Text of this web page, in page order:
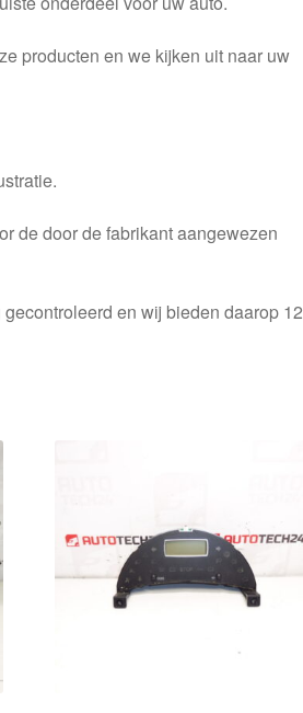
producten en we kijken uit naar uw
de door de fabrikant aangewezen
en wij bieden daarop 12